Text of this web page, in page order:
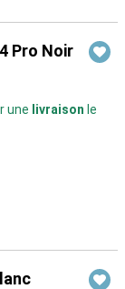
Pro Noir
une livraison le